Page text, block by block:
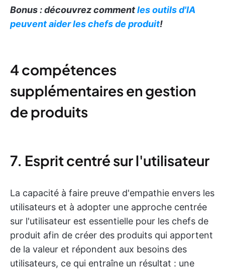
Bonus : découvrez commentles outils d'IA
peuvent aider les chefs de produit!
4 compétences
supplémentaires en gestion
de produits
7. Esprit centré sur l'utilisateur
La capacité à faire preuve d'empathie envers les
utilisateurs et à adopter une approche centrée
sur l'utilisateur est essentielle pour les chefs de
produit afin de créer des produits qui apportent
de la valeur et répondent aux besoins des
utilisateurs, ce qui entraîne un résultat : une